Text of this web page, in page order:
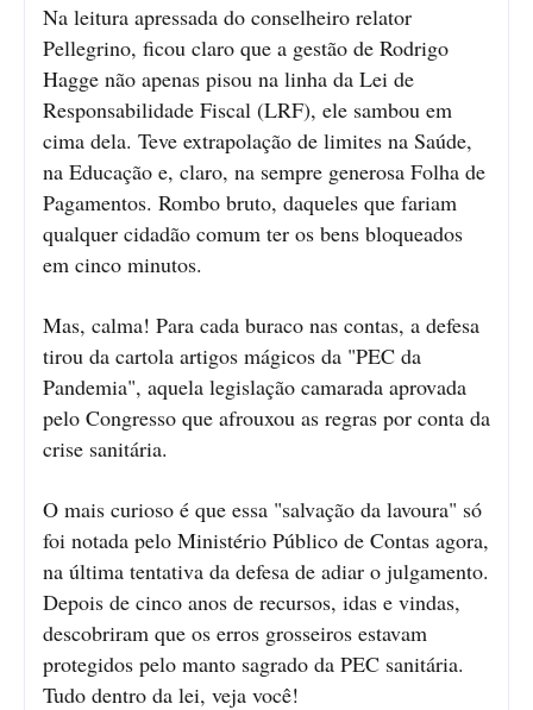
Na leitura apressada do conselheiro relator
Pellegrino, ficou claro que a gestão de Rodrigo
Hagge não apenas pisou na linha da Lei de
Responsabilidade Fiscal (LRF), ele sambou em
cima dela. Teve extrapolação de limites na Saúde,
na Educação e, claro, na sempre generosa Folha de
Pagamentos. Rombo bruto, daqueles que fariam
qualquer cidadão comum ter os bens bloqueados
em cinco minutos.
Mas, calma! Para cada buraco nas contas, a defesa
tirou da cartola artigos mágicos da "PEC da
Pandemia", aquela legislação camarada aprovada
pelo Congresso que afrouxou as regras por conta da
crise sanitária.
O mais curioso é que essa "salvação da lavoura" só
foi notada pelo Ministério Público de Contas agora,
na última tentativa da defesa de adiar o julgamento.
Depois de cinco anos de recursos, idas e vindas,
descobriram que os erros grosseiros estavam
protegidos pelo manto sagrado da PEC sanitária.
Tudo dentro da lei, veja você!